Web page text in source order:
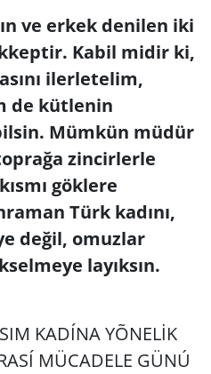
ve erkek denilen iki
Kabil midir ki,
ilerletelim,
de kütlenin
Mümkün müdür
zincirlerle
göklere
Türk kadını,
değil, omuzlar
layıksın.
KADÍNA YÕNELİK
MÜCADELE GÜNÚ